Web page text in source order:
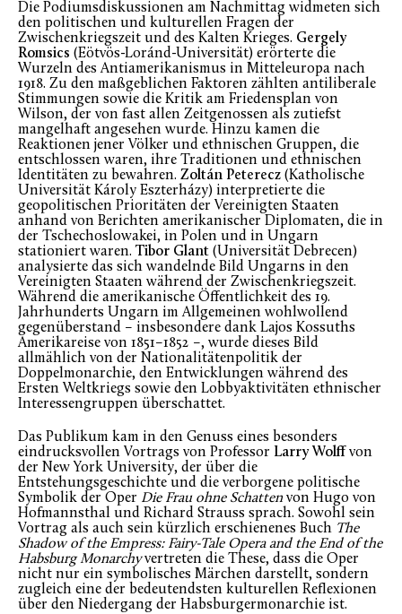
Die Podiumsdiskussionen am Nachmittag widmeten sich
den politischen und kulturellen Fragen der
Zwischenkriegszeit und des Kalten Krieges. Gergely
Romsics (Eötvös-Loránd-Universität) erörterte die
Wurzeln des Antiamerikanismus in Mitteleuropa nach
1918. Zu den maßgeblichen Faktoren zählten antiliberale
Stimmungen sowie die Kritik am Friedensplan von
Wilson, der von fast allen Zeitgenossen als zutiefst
mangelhaft angesehen wurde. Hinzu kamen die
Reaktionen jener Völker und ethnischen Gruppen, die
entschlossen waren, ihre Traditionen und ethnischen
Identitäten zu bewahren. Zoltán Peterecz (Katholische
Universität Károly Eszterházy) interpretierte die
geopolitischen Prioritäten der Vereinigten Staaten
anhand von Berichten amerikanischer Diplomaten, die in
der Tschechoslowakei, in Polen und in Ungarn
stationiert waren.Tibor Glant (Universität Debrecen)
analysierte das sich wandelnde Bild Ungarns in den
Vereinigten Staaten während der Zwischenkriegszeit.
Während die amerikanische Öffentlichkeit des 19.
Jahrhunderts Ungarn im Allgemeinen wohlwollend
gegenüberstand – insbesondere dank Lajos Kossuths
Amerikareise von 1851–1852 –, wurde dieses Bild
allmählich von der Nationalitätenpolitik der
Doppelmonarchie, den Entwicklungen während des
Ersten Weltkriegs sowie den Lobbyaktivitäten ethnischer
Interessengruppen überschattet.
Das Publikum kam in den Genuss eines besonders
eindrucksvollen Vortrags von Professor Larry Wolff von
der New York University, der über die
Entstehungsgeschichte und die verborgene politische
Symbolik der Oper Die Frau ohne Schatten von Hugo von
Hofmannsthal und Richard Strauss sprach. Sowohl sein
Vortrag als auch sein kürzlich erschienenes Buch The
Shadow of the Empress: Fairy-Tale Opera and the End of the
Habsburg Monarchyvertreten die These, dass die Oper
nicht nur ein symbolisches Märchen darstellt, sondern
zugleich eine der bedeutendsten kulturellen Reflexionen
über den Niedergang der Habsburgermonarchie ist.